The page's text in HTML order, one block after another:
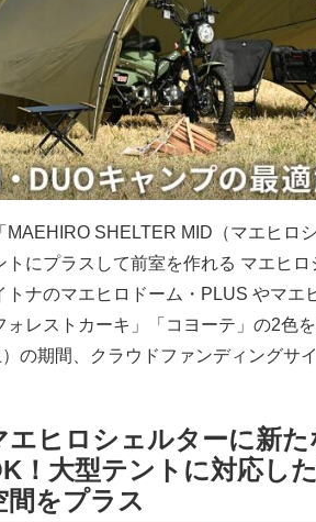
MAEHIRO SHELTER MID（マエヒロ
トにプラスして前室を作れる マエヒ
トナのマエヒロドーム・PLUS やマエ
ォレストカーキ」「コヨーテ」の2色
の期間、クラウドファンディングサ
エヒロシェルターに新
！大型テントに対応し
間をプラス